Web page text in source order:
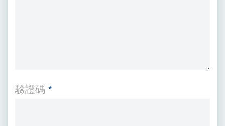
驗證碼 *